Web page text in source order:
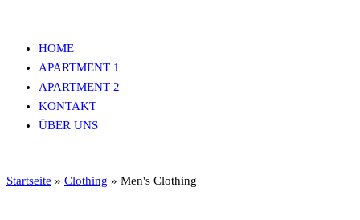
springen
ferienwohnungen-hieflau.at
HOME
APARTMENT 1
APARTMENT 2
KONTAKT
ÜBER UNS
Startseite » Clothing » Men's Clothing